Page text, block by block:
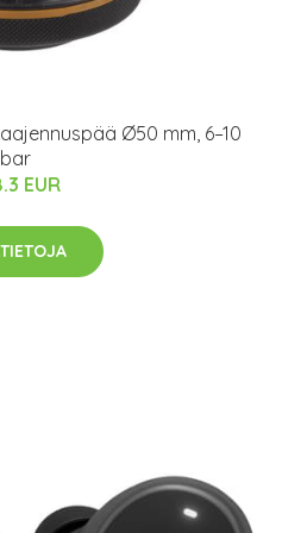
Ø50 mm, 6–10
bar
EUR